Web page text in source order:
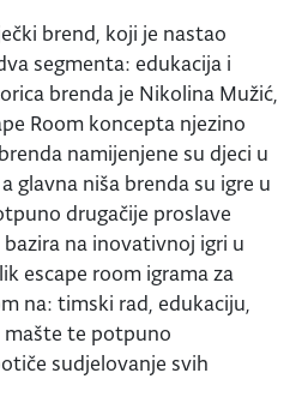
brend, koji je nastao
segmenta: edukacija i
brenda je Nikolina Mužić,
Room koncepta njezino
namijenjene su djeci u
glavna niša brenda su igre u
drugačije proslave
na inovativnoj igri u
escape room igrama za
na: timski rad, edukaciju,
te potpuno
sudjelovanje svih